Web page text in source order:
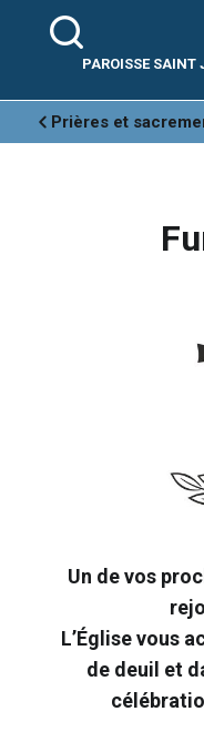
personnels
PAROISSE SAINT
Prières et
Un de vos
L’Église vous
de deuil et